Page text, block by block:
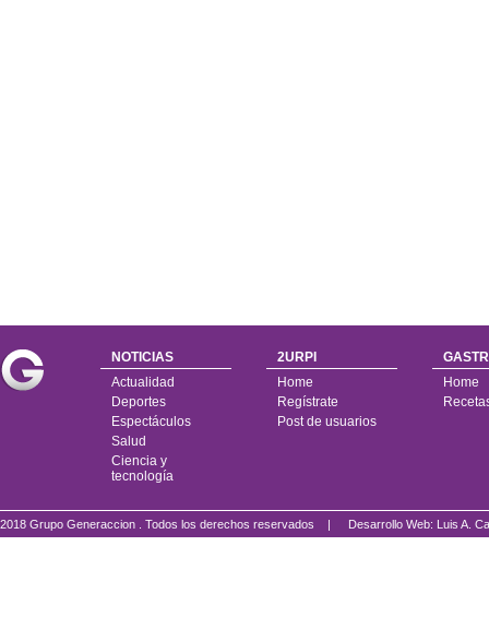
NOTICIAS
Actualidad
Deportes
Espectáculos
Salud
Ciencia y
tecnología
2URPI
Home
Regístrate
Post de usuarios
Home
2018 Grupo Generaccion . Todos los derechos reservados | Desarrollo Web: Luis